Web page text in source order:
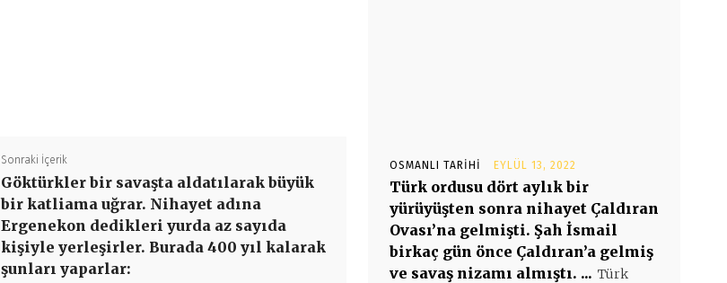
Sonraki İçerik
Göktürkler bir savaşta aldatılarak büyük
bir katliama uğrar. Nihayet adına
Ergenekon dedikleri yurda az sayıda
kişiyle yerleşirler. Burada 400 yıl kalarak
şunları yaparlar:
OSMANLI TARIHI EYLÜL 13, 2022
Türk ordusu dört aylık bir
yürüyüşten sonra nihayet Çaldıran
Ovası’na gelmişti. Şah İsmail
birkaç gün önce Çaldıran’a gelmiş
ve savaş nizamı almıştı. ... Türk